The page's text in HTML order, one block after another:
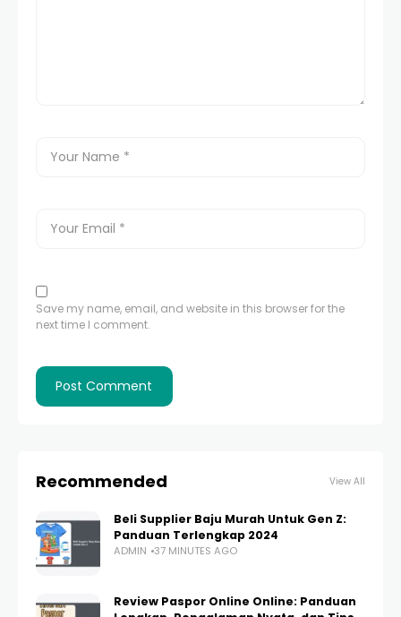
Save my name, email, and website in this browser for the
next time I comment.
Recommended View All
Beli Supplier Baju Murah Untuk Gen Z:
Panduan Terlengkap 2024
ADMIN 37 MINUTES AGO
Review Paspor Online Online: Panduan